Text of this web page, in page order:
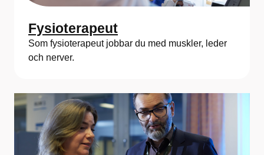
Fysioterapeut
Som fysioterapeut jobbar du med muskler, leder
och nerver.